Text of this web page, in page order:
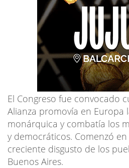
El Congreso fue convocado
Alianza promovía en Europa
monárquica y combatía los
y democráticos. Comenzó
creciente disgusto de los
Buenos Aires.